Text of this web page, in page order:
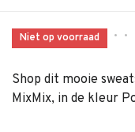
Niet op voorraad • •
Shop dit mooie
MixMix, in de kleur